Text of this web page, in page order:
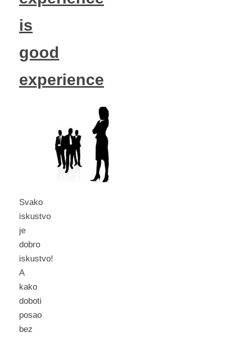
is
good
experience
Svako
iskustvo
je
dobro
iskustvo!
A
kako
doboti
posao
bez